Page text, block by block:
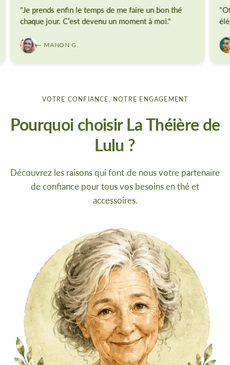
"Je prends enfin le temps de me faire un bon thé
chaque jour. C’est devenu un moment à moi."
— MANON G.
VOTRE CONFIANCE, NOTRE ENGAGEMENT
Pourquoi choisir La Théière de
Lulu ?
Découvrez les raisons qui font de nous votre partenaire
de confiance pour tous vos besoins en thé et
accessoires.